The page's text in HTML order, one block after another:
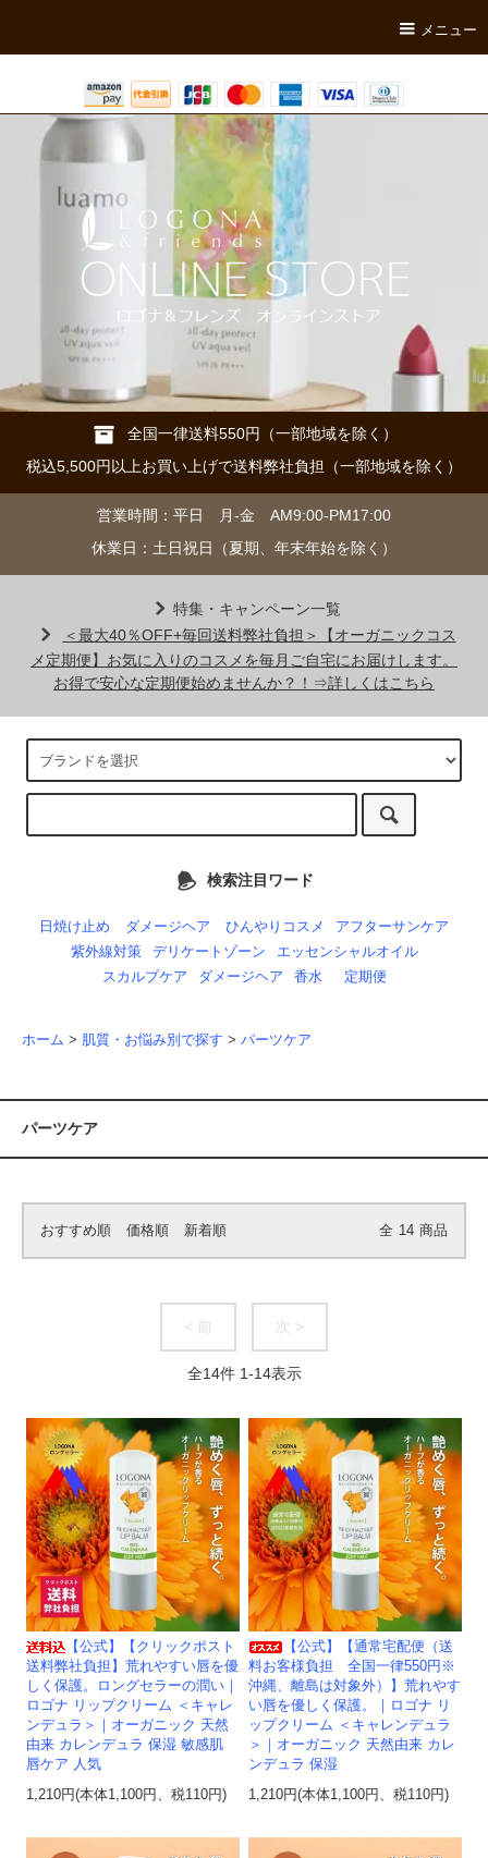
メニュー
全国一律送料550円（一部地域を除く）
税込5,500円以上お買い上げで送料弊社負担（一部地域を除く）
営業時間：平日 月-金 AM9:00-PM17:00
休業日：土日祝日（夏期、年末年始を除く）
特集・キャンペーン一覧
＜最大40％OFF+毎回送料弊社負担＞【オーガニックコス
メ定期便】お気に入りのコスメを毎月ご自宅にお届けします。
お得で安心な定期便始めませんか？！⇒詳しくはこちら
検索注目ワード
日焼け止め ダメージヘア ひんやりコスメ
アフターサンケア
紫外線対策
デリケートゾーン
エッセンシャルオイル
スカルプケア
ダメージヘア 香水 定期便
ホーム > 肌質・お悩み別で探す > パーツケア
パーツケア
おすすめ順 価格順 新着順 全 14 商品
< 前 次 >
全14件 1-14表示
【公式】【クリックポスト
送料弊社負担】荒れやすい唇を優
しく保護。ロングセラーの潤い｜
ロゴナ リップクリーム ＜キャレ
ンデュラ＞｜オーガニック 天然
由来 カレンデュラ 保湿 敏感肌
唇ケア 人気
1,210円(本体1,100円、税110円)
【公式】【通常宅配便（送
料お客様負担 全国一律550円※
沖縄、離島は対象外）】荒れやす
い唇を優しく保護。｜ロゴナ リ
ップクリーム ＜キャレンデュラ
＞｜オーガニック 天然由来 カレ
ンデュラ 保湿
1,210円(本体1,100円、税110円)